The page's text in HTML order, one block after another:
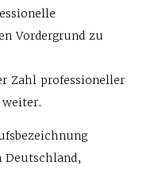
Vordergrund zu
Zahl professioneller
Deutschland,